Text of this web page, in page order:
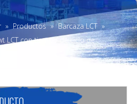
» Productos » Barcaza LCT »
LCT con tiempo de ciclo de